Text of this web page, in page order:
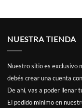
NUESTRA TIENDA
Nuestro sitio es exclusivo
debés crear una cuenta
De ahí, vas a poder llenar
El pedido mínimo en